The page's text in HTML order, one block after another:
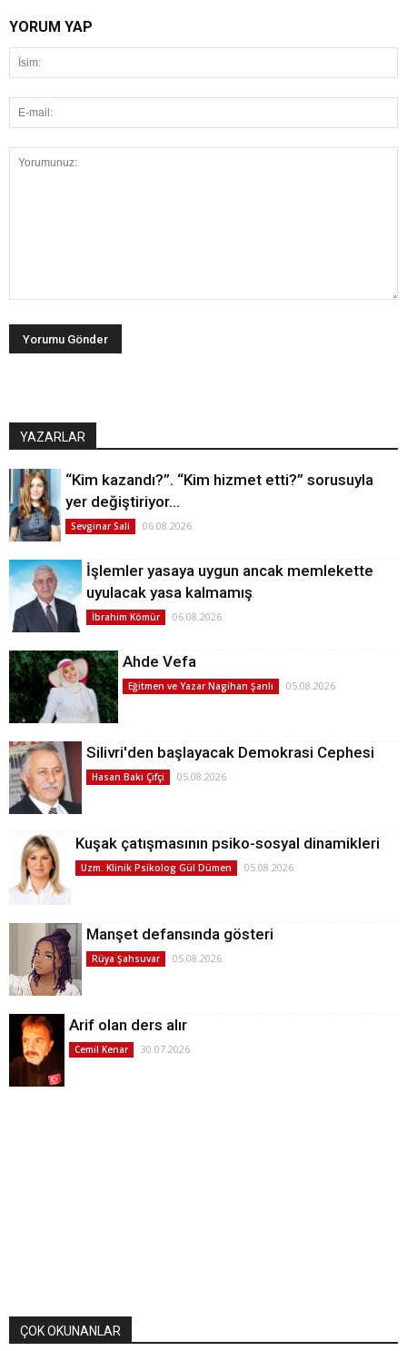
YORUM YAP
YAZARLAR
“Kim kazandı?”. “Kim hizmet etti?” sorusuyla
yer değiştiriyor…
Sevginar Sali 06.08.2026
İşlemler yasaya uygun ancak memlekette
uyulacak yasa kalmamış
İbrahim Kömür 06.08.2026
Ahde Vefa
Eğitmen ve Yazar Nagihan Şanlı 05.08.2026
Silivri'den başlayacak Demokrasi Cephesi
Hasan Baki Çifçi 05.08.2026
Kuşak çatışmasının psiko-sosyal dinamikleri
Uzm. Klinik Psikolog Gül Dümen 05.08.2026
Manşet defansında gösteri
Rüya Şahsuvar 05.08.2026
Arif olan ders alır
Cemil Kenar 30.07.2026
ÇOK OKUNANLAR